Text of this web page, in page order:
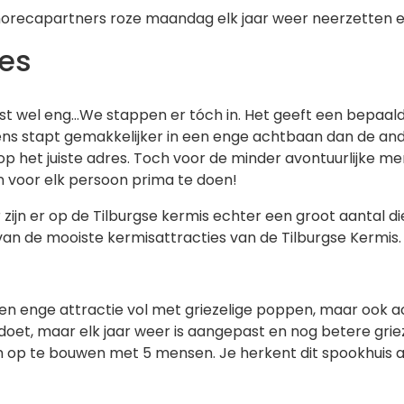
roze maandag elk jaar weer neerzetten
wel eng…We stappen er tóch in. Het geeft een
stapt gemakkelijker in een enge achtbaan dan de
het juiste adres. Toch voor de minder avontuurlijke
voor elk persoon prima te doen!
er op de Tilburgse kermis echter een groot aantal
de mooiste kermisattracties van de Tilburgse Kermis.
enge attractie vol met griezelige poppen, maar ook
maar elk jaar weer is aangepast en nog betere
te bouwen met 5 mensen. Je herkent dit spookhuis